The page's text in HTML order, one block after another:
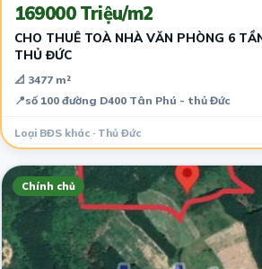
169000 Triệu/m2
CHO THUÊ TOÀ NHÀ VĂN PHÒNG 6
THỦ ĐỨC
📐 3477 m²
📍số 100 đường D400 Tân Phú - thủ Đức
Loại BĐS khác · Thủ Đức
Chính chủ